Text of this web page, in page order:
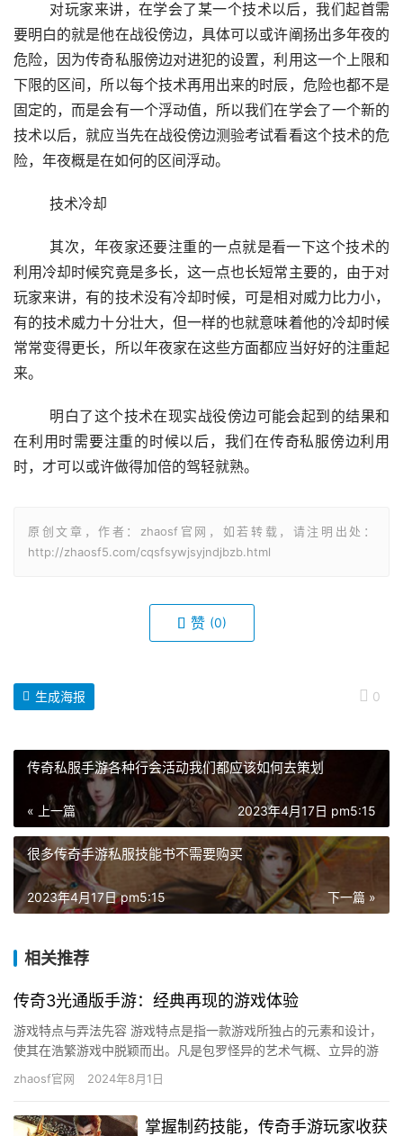
要明白的就是他在战役傍边，具体可以或许阐扬出多年夜的
危险，因为传奇私服傍边对进犯的设置，利用这一个上限和
下限的区间，所以每个技术再用出来的时辰，危险也都不是
固定的，而是会有一个浮动值，所以我们在学会了一个新的
技术以后，就应当先在战役傍边测验考试看看这个技术的危
险，年夜概是在如何的区间浮动。
	技术冷却
	其次，年夜家还要注重的一点就是看一下这个技术的
利用冷却时候究竟是多长，这一点也长短常主要的，由于对
玩家来讲，有的技术没有冷却时候，可是相对威力比力小，
有的技术威力十分壮大，但一样的也就意味着他的冷却时候
常常变得更长，所以年夜家在这些方面都应当好好的注重起
来。
在利用时需要注重的时候以后，我们在传奇私服傍边利用
时，才可以或许做得加倍的驾轻就熟。
原创文章，作者：zhaosf官网，如若转载，请注明出处：
http://zhaosf5.com/cqsfsywjsyjndjbzb.html
赞 (0)
0
生成海报
传奇私服手游各种行会活动我们都应该如何去策划
« 上一篇 2023年4月17日 pm5:15
很多传奇手游私服技能书不需要购买
下一篇 »
2023年4月17日 pm5:15
相关推荐
传奇3光通版手游：经典再现的游戏体验
游戏特点与弄法先容 游戏特点是指一款游戏所独占的元素和设计，
使其在浩繁游戏中脱颖而出。凡是包罗怪异的艺术气概、立异的游
戏机制和吸惹人的故工作节。，一些游戏可能采取手绘气概的图
形，营…
zhaosf官网 2024年8月1日
掌握制药技能，传奇手游玩家收获